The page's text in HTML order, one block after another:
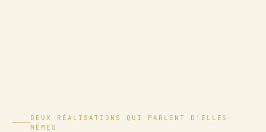
DEUX RÉALISATIONS QUI PARLENT D'ELLES-
MÊMES